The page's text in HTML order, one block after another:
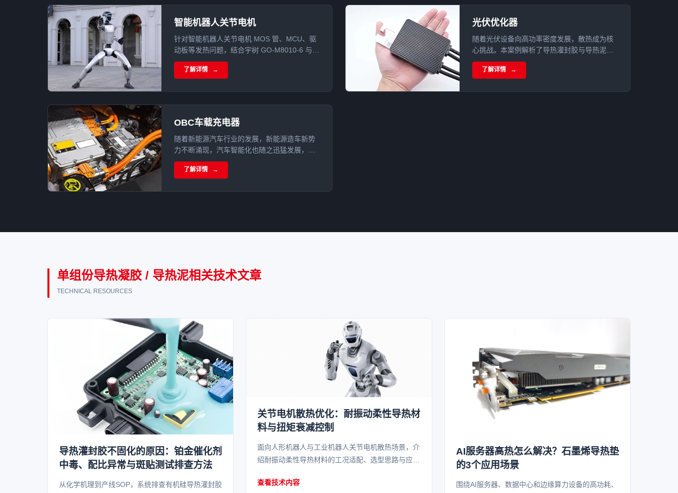
智能机器人关节电机
针对智能机器人关节电机 MOS 管、MCU、驱
动板等发热问题，结合宇树 GO-M8010-6 与零
差云控 eRob70 拆解案例，分析导热硅胶片、
单组份导热凝胶、导热泥在关节电机散热中的
了解详情
光伏优化器
随着光伏设备向高功率密度发展，散热成为核
心挑战。本案例解析了导热灌封胶与导热泥在
450W光伏优化器中的协同应用，通过全方位
灌封与精准界面传热，实现散热率提升20%且
了解详情
OBC车载充电器
随着新能源汽车行业的发展，新能源造车新势
力不断涌现，汽车智能化也随之迅猛发展，科
技公司纷纷布局汽车电子。
了解详情
单组份导热凝胶 / 导热泥相关技术文章
TECHNICAL RESOURCES
导热灌封胶不固化的原因：铂金催化剂
中毒、配比异常与斑贴测试排查方法
从化学机理到产线SOP，系统排查有机硅导热灌封胶
关节电机散热优化：耐振动柔性导热材
料与扭矩衰减控制
面向人形机器人与工业机器人关节电机散热场景，介
绍耐振动柔性导热材料的工况适配、选型思路与应用
查看技术内容
AI服务器高热怎么解决？石墨烯导热垫
的3个应用场景
围绕AI服务器、数据中心和边缘算力设备的高功耗、